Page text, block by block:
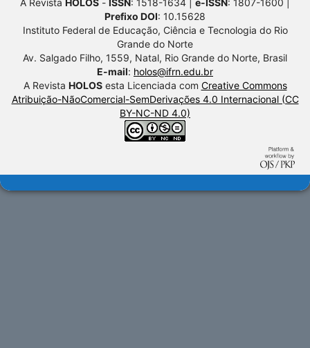
A Revista HOLOS - ISSN: 1518-1634 | e-ISSN: 1807-1600 |
Prefixo DOI: 10.15628
Instituto Federal de Educação, Ciência e Tecnologia do Rio
Grande do Norte
Av. Salgado Filho, 1559, Natal, Rio Grande do Norte, Brasil
E-mail: holos@ifrn.edu.br
A Revista HOLOSesta Licenciada com Creative Commons
Atribuição-NãoComercial-SemDerivações 4.0 Internacional (CC
BY-NC-ND 4.0)